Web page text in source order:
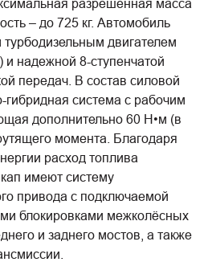
разрешенная масса
– до 725 кг. Автомобиль
двигателем
и надежной 8-ступенчатой
передач. В состав силовой
гибридная система с рабочим
дополнительно 60 Н•м (в
момента. Благодаря
расход топлива
имеют систему
привода с подключаемой
блокировками межколёсных
и заднего мостов, а также